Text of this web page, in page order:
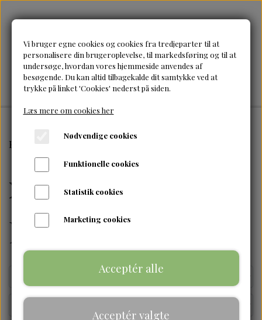
Forside xtreme professional
xtreme
professional
Vi bruger egne cookies og cookies fra tredjeparter til at
personalisere din brugeroplevelse, til markedsføring og til at
undersøge, hvordan vores hjemmeside anvendes af
besøgende. Du kan altid tilbagekalde dit samtykke ved at
trykke på linket 'Cookies' nederst på siden.
Læs mere om cookies her
Nødvendige cookies
Funktionelle cookies
Statistik cookies
Marketing cookies
Acceptér alle
Acceptér valgte